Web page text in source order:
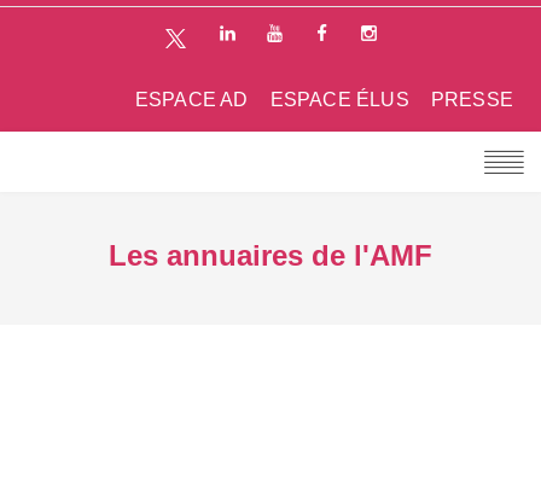
PRESSE
ESPACE ÉLUS
ESPACE AD
Les annuaires de l'AMF